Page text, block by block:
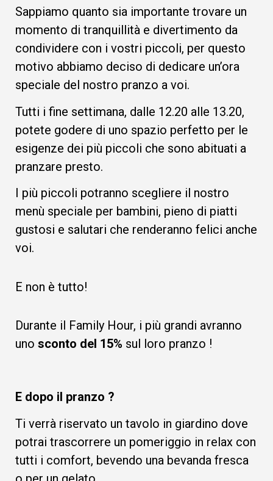
Sappiamo quanto sia importante trovare un
momento di tranquillità e divertimento da
condividere con i vostri piccoli, per questo
motivo abbiamo deciso di dedicare un’ora
speciale del nostro pranzo a voi.
Tutti i fine settimana, dalle 12.20 alle 13.20,
potete godere di uno spazio perfetto per le
esigenze dei più piccoli che sono abituati a
pranzare presto.
I più piccoli potranno scegliere il nostro
menù speciale per bambini, pieno di piatti
gustosi e salutari che renderanno felici anche
voi.
E non è tutto!
Durante il Family Hour, i più grandi avranno
uno sconto del 15% sul loro pranzo !
E dopo il pranzo ?
Ti verrà riservato un tavolo in giardino dove
potrai trascorrere un pomeriggio in relax con
tutti i comfort, bevendo una bevanda fresca